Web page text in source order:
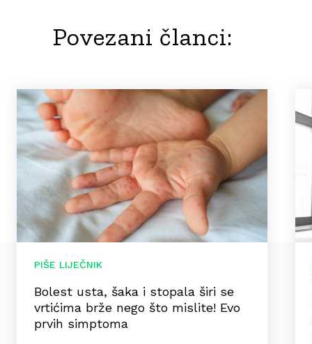
Povezani članci:
PIŠE LIJEČNIK
Bolest usta, šaka i stopala širi se
vrtićima brže nego što mislite! Evo
prvih simptoma